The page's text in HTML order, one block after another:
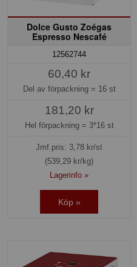
Dolce Gusto Zoégas
Espresso Nescafé
12562744
60,40 kr
Del av förpackning = 16 st
181,20 kr
Hel förpackning = 3*16 st
Jmf.pris: 3,78 kr/st
(539,29 kr/kg)
Lagerinfo »
Köp »